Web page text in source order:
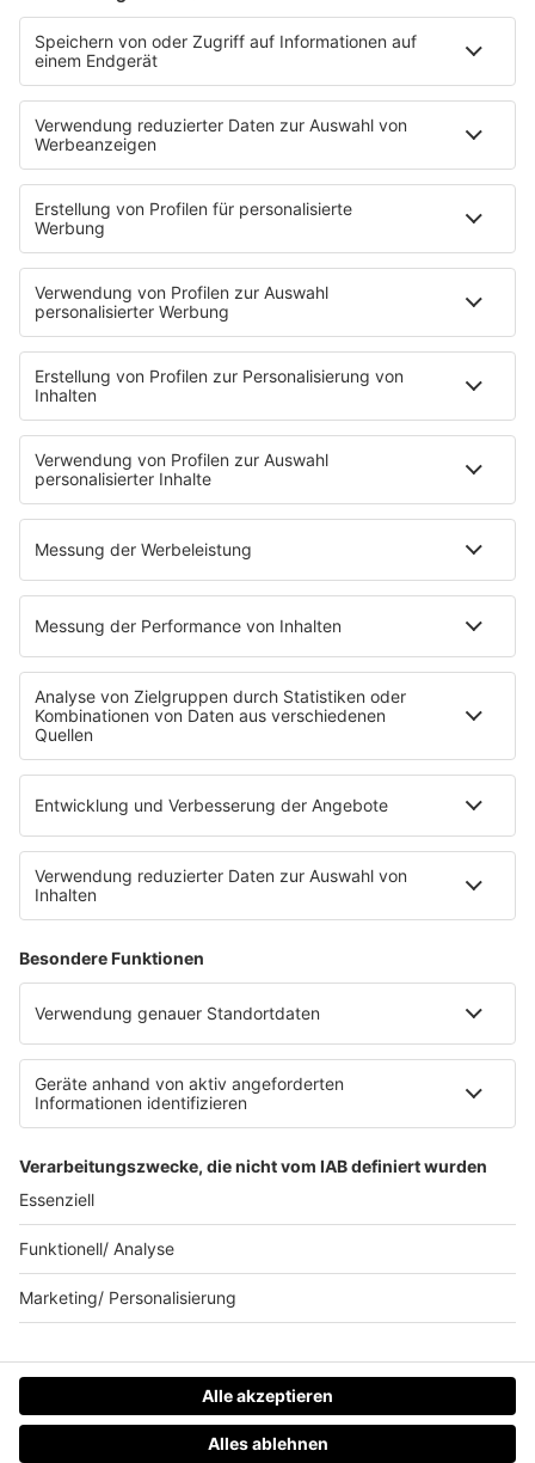
Podcast
Pop Crimes
The Story / Loveparade
90er Kids mit Oli.P
YouTube
90s90s DE:CODED
Musik
News
HITstory
Was macht eigentlich?
Listing
Back to the 90s
Mitmachen
Aktionen & Events
90s90s Countdown
Empfang
90s90s App
Sonos
Service
FAQs
Kontakt
Datenschutz
Datenschutz Facebook & Instagram-Fanpage
Datenschutzeinstellungen
Allgemeine Teilnahmebedingungen
Werbung schalten
80s80s.de
© 90s90s - EINE MARKE DER REGIOCAST GMBH & Co. KG.